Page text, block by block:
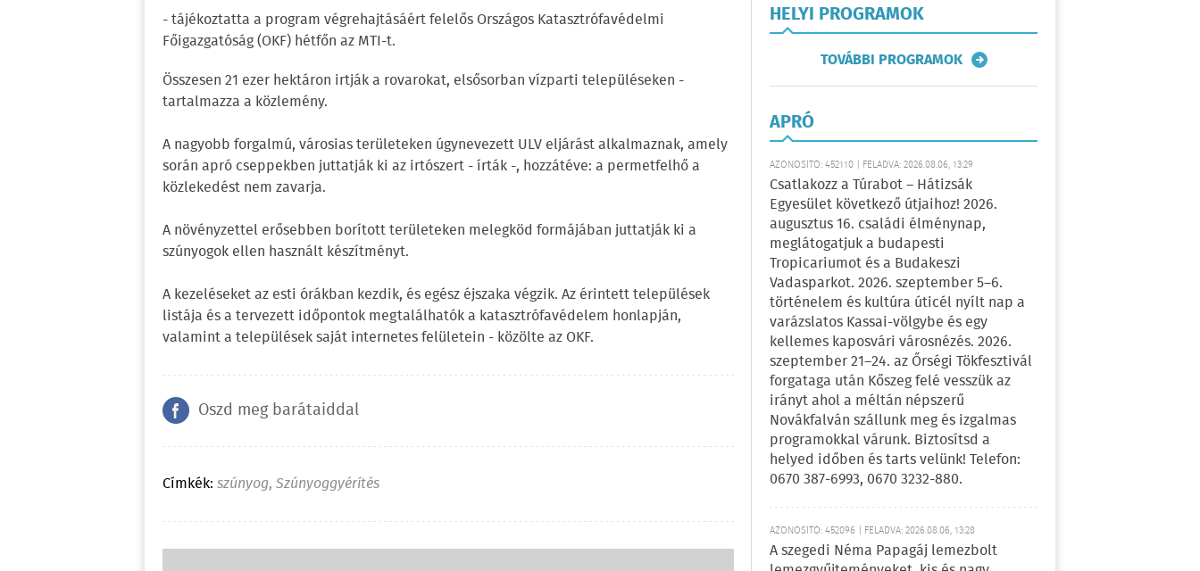
- tájékoztatta a program végrehajtásáért felelős Országos Katasztrófavédelmi
Főigazgatóság (OKF) hétfőn az MTI-t.
Összesen 21 ezer hektáron irtják a rovarokat, elsősorban vízparti településeken -
tartalmazza a közlemény.
A nagyobb forgalmú, városias területeken úgynevezett ULV eljárást alkalmaznak, amely
során apró cseppekben juttatják ki az irtószert - írták -, hozzátéve: a permetfelhő a
közlekedést nem zavarja.
A növényzettel erősebben borított területeken melegköd formájában juttatják ki a
szúnyogok ellen használt készítményt.
A kezeléseket az esti órákban kezdik, és egész éjszaka végzik. Az érintett települések
listája és a tervezett időpontok megtalálhatók a katasztrófavédelem honlapján,
valamint a települések saját internetes felületein - közölte az OKF.
Oszd meg barátaiddal
Címkék: szúnyog, Szúnyoggyérítés
HELYI PROGRAMOK
TOVÁBBI PROGRAMOK
APRÓ
AZONOSÍTÓ: 452110 | FELADVA: 2026.08.06, 13:29
Csatlakozz a Túrabot – Hátizsák
Egyesület következő útjaihoz! 2026.
augusztus 16. családi élménynap,
meglátogatjuk a budapesti
Tropicariumot és a Budakeszi
Vadasparkot. 2026. szeptember 5–6.
történelem és kultúra úticél nyílt nap a
varázslatos Kassai-völgybe és egy
kellemes kaposvári városnézés. 2026.
szeptember 21–24. az Őrségi Tökfesztivál
forgataga után Kőszeg felé vesszük az
irányt ahol a méltán népszerű
Novákfalván szállunk meg és izgalmas
programokkal várunk. Biztosítsd a
helyed időben és tarts velünk! Telefon:
0670 387-6993, 0670 3232-880.
AZONOSÍTÓ: 452096 | FELADVA: 2026.08.06, 13:28
A szegedi Néma Papagáj lemezbolt